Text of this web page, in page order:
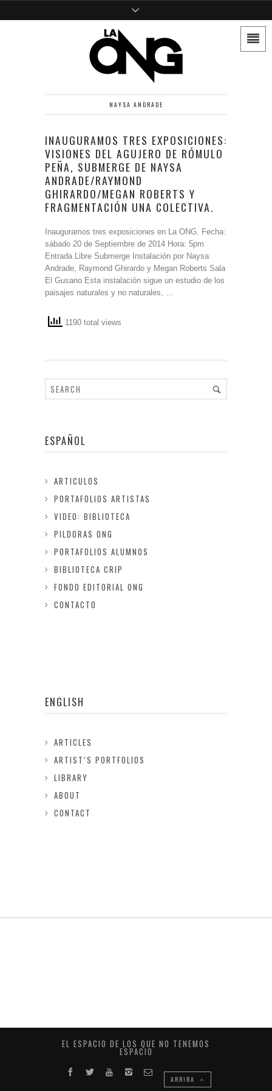
NAYSA ANDRADE
INAUGURAMOS TRES EXPOSICIONES:
VISIONES DEL AGUJERO DE RÓMULO
PEÑA, SUBMERGE DE NAYSA
ANDRADE/RAYMOND
GHIRARDO/MEGAN ROBERTS Y
FRAGMENTACIÓN UNA COLECTIVA.
Inauguramos tres exposiciones en La ONG. Fecha:
sábado 20 de Septiembre de 2014 Hora: 5pm
Entrada Libre Submerge Instalación por Naysa
Andrade, Raymond Ghirardo y Megan Roberts Sala
El Gusano Esta instalación sigue un estudio de los
paisajes naturales y no naturales, …
1190 total views
ESPAÑOL
ARTICULOS
PORTAFOLIOS ARTISTAS
VIDEO: BIBLIOTECA
PILDORAS ONG
PORTAFOLIOS ALUMNOS
BIBLIOTECA CRIP
FONDO EDITORIAL ONG
CONTACTO
ENGLISH
ARTICLES
ARTIST’S PORTFOLIOS
LIBRARY
ABOUT
CONTACT
EL ESPACIO DE LOS QUE NO TENEMOS
ESPACIO
ARRIBA